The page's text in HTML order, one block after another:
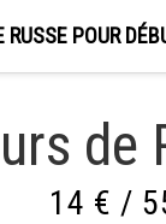
RUSSE POUR
de
14 € /